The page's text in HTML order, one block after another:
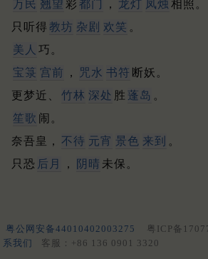
万民 翘望 彩 都门 ， 龙灯 凤烛 相照。
只听得 教坊 杂剧 欢笑 。
美人 巧。
宝箓 宫前 ， 咒水 书符 断妖。
更梦近、
竹林 深处 胜 蓬岛 。
笙歌 闹。
奈吾皇，
不待 元宵 景色 来到 。
只恐 后月 ， 阴晴 未保。
粤公网安备44010402003275 粤ICP备
系我们
客服：+86 136 0901 3320